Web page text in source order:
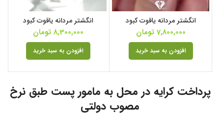
انگشتر مردانه یاقوت کبود
7,800,000 تومان
افزودن به سبد خرید
انگشتر مردانه یاقوت کبود
8,300,000 تومان
افزودن به سبد خرید
پرداخت کرایه در محل به مامور پست طبق نرخ
مصوب دولتی